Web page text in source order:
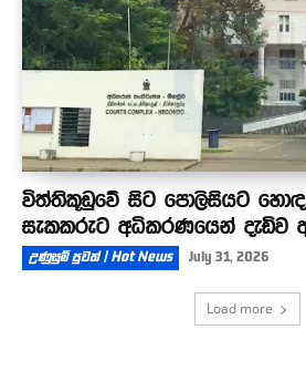
විත්තිකූඩුවේ සිට පොලිසියට
සැකකරුට අධිකරණයෙන් දැඩිව
උණුසුම් පුවත් | Hot News July 31, 2026
Load more